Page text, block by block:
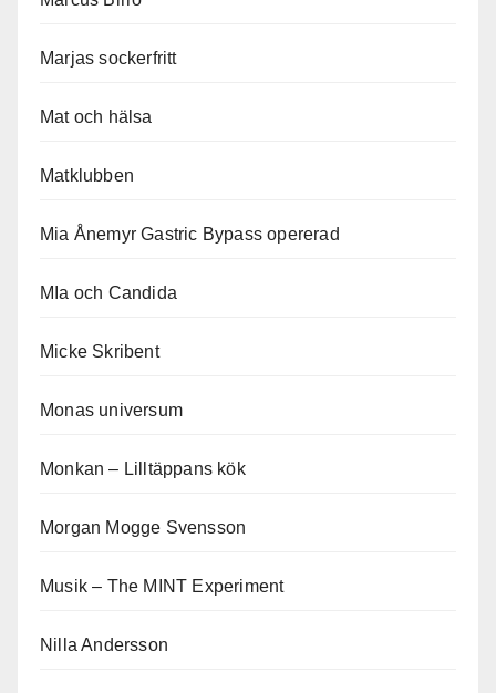
Marjas sockerfritt
Mat och hälsa
Matklubben
Mia Ånemyr Gastric Bypass opererad
MIa och Candida
Micke Skribent
Monas universum
Monkan – Lilltäppans kök
Morgan Mogge Svensson
Musik – The MINT Experiment
Nilla Andersson